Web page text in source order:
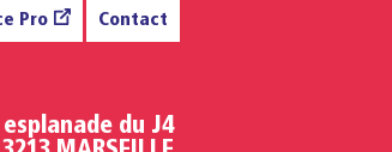
Pro Contact
esplanade du J4